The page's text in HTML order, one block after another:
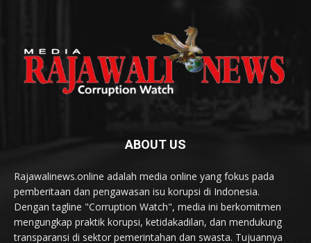
ABOUT US
Rajawalinews.online adalah media online yang fokus pada
pemberitaan dan pengawasan isu korupsi di Indonesia.
Dengan tagline "Corruption Watch", media ini berkomitmen
mengungkap praktik korupsi, ketidakadilan, dan mendukung
transparansi di sektor pemerintahan dan swasta. Tujuannya